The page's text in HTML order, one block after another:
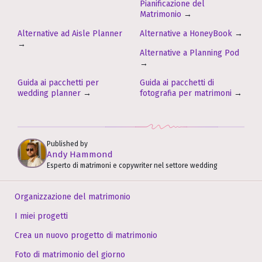
Pianificazione del
Matrimonio →
Alternative ad Aisle Planner
→
Alternative a HoneyBook →
Alternative a Planning Pod
→
Guida ai pacchetti per
wedding planner →
Guida ai pacchetti di
fotografia per matrimoni →
Published by
Andy Hammond
Esperto di matrimoni e copywriter nel settore wedding
Organizzazione del matrimonio
I miei progetti
Crea un nuovo progetto di matrimonio
Foto di matrimonio del giorno